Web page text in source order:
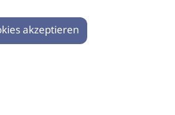
akzeptieren